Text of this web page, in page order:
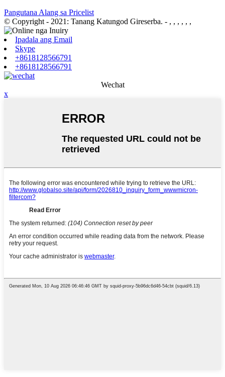
Pangutana Alang sa Pricelist
© Copyright - 2021: Tanang Katungod Gireserba. - , , , , , ,
Ipadala ang Email
Skype
+8618128566791
+8618128566791
Wechat
x